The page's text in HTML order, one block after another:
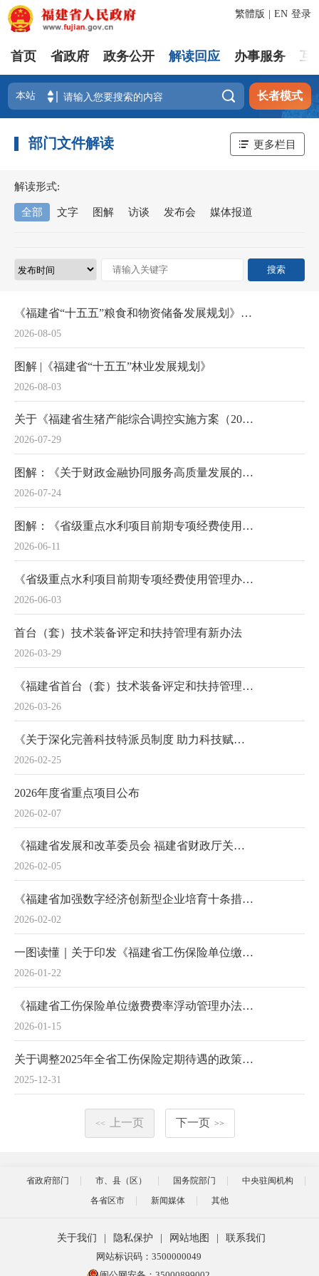
登录
繁體版 EN
首页 省政府 政务公开 解读回应 办事服务 互
 长者模式
部门文件解读 更多栏目
解读形式:
全部 文字 图解 访谈 发布会 媒体报道
2026-08-05
《福建省“十五五”粮食和物资储备发展规划》政策解读
2026-08-03
图解 |《福建省“十五五”林业发展规划》
2026-07-29
关于《福建省生猪产能综合调控实施方案（2026年修订）》政策解读
2026-07-24
图解：《关于财政金融协同服务高质量发展的若干措施》
2026-06-11
图解：《省级重点水利项目前期专项经费使用管理办法》政策解读
2026-06-03
《省级重点水利项目前期专项经费使用管理办法》的政策解读
2026-03-29
首台（套）技术装备评定和扶持管理有新办法
2026-03-26
《福建省首台（套）技术装备评定和扶持管理办法》政策解读
2026-02-25
《关于深化完善科技特派员制度 助力科技赋能乡村振兴行动方案》政策解读
2026-02-07
2026年度省重点项目公布
2026-02-05
《福建省发展和改革委员会 福建省财政厅关于2026年实施大规模设备更新和消费品以旧换新政策的通知》政策解读
2026-02-02
《福建省加强数字经济创新型企业培育十条措施》政策解读
2026-01-22
一图读懂｜关于印发《福建省工伤保险单位缴费费率浮动管理办法》的通知
2026-01-15
《福建省工伤保险单位缴费费率浮动管理办法》政策解读
2025-12-31
关于调整2025年全省工伤保险定期待遇的政策解读
<< 上一页 下一页 >>
省政府部门 市、县（区） 国务院部门
中央驻闽机构
各省区市
新闻媒体 其他
关于我们 隐私保护 网站地图
联系我们
网站标识码：3500000049